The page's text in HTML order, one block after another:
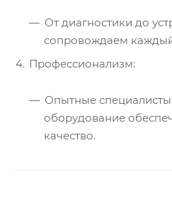
От диагностики до
сопровождаем
Профессионализм:
Опытные
оборудование
качество.